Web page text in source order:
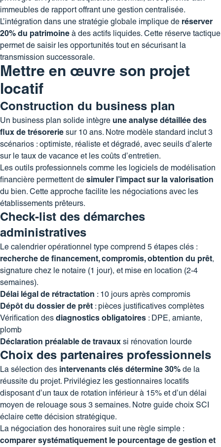
immeubles de rapport offrant une gestion centralisée.
L’intégration dans une stratégie globale implique de réserver
20% du patrimoine à des actifs liquides. Cette réserve tactique
permet de saisir les opportunités tout en sécurisant la
transmission successorale.
Mettre en œuvre son projet
locatif
Construction du business plan
Un business plan solide intègre une analyse détaillée des
flux de trésorerie sur 10 ans. Notre modèle standard inclut 3
scénarios : optimiste, réaliste et dégradé, avec seuils d’alerte
sur le taux de vacance et les coûts d’entretien.
Les outils professionnels comme les logiciels de modélisation
financière permettent de simuler l’impact sur la valorisation
du bien. Cette approche facilite les négociations avec les
établissements prêteurs.
Check-list des démarches
administratives
Le calendrier opérationnel type comprend 5 étapes clés :
recherche de financement, compromis, obtention du prêt,
signature chez le notaire (1 jour), et mise en location (2-4
semaines).
Délai légal de rétractation : 10 jours après compromis
Dépôt du dossier de prêt : pièces justificatives complètes
Vérification des diagnostics obligatoires : DPE, amiante,
plomb
Déclaration préalable de travaux si rénovation lourde
Choix des partenaires professionnels
La sélection des intervenants clés détermine 30% de la
réussite du projet. Privilégiez les gestionnaires locatifs
disposant d’un taux de rotation inférieur à 15% et d’un délai
moyen de relouage sous 3 semaines. Notre guide choix SCI
éclaire cette décision stratégique.
La négociation des honoraires suit une règle simple :
comparer systématiquement le pourcentage de gestion et